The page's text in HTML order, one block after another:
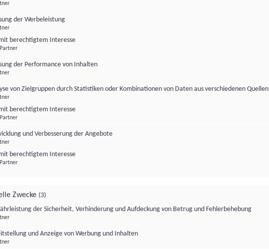
der Werbeleistung
berechtigtem Interesse
der Performance von Inhalten
von Zielgruppen durch Statistiken oder Kombinationen von Daten aus verschiedenen Quellen
berechtigtem Interesse
und Verbesserung der Angebote
berechtigtem Interesse
Zwecke (3)
der Sicherheit, Verhinderung und Aufdeckung von Betrug und Fehlerbehebung
und Anzeige von Werbung und Inhalten